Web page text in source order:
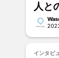
人と
とは
インタビ